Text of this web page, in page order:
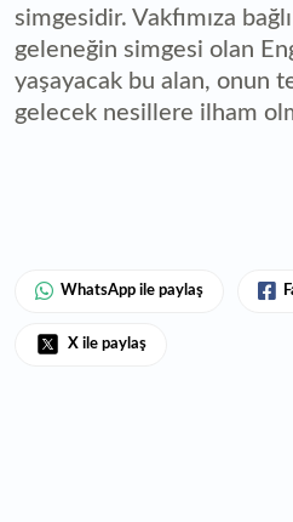
simgesidir. Vakfımıza
geleneğin simgesi olan
yaşayacak bu alan, onun
gelecek nesillere ilham
WhatsApp ile paylaş
X ile paylaş